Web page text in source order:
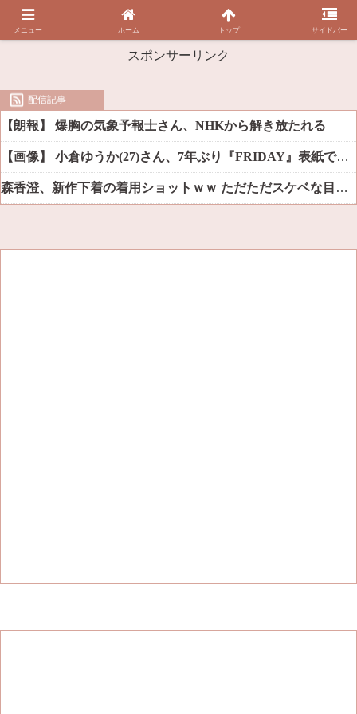
スポンサーリンク
配信記事
【朗報】 爆胸の気象予報士さん、NHKから解き放たれる
【画像】 小倉ゆうか(27)さん、7年ぶり『FRIDAY』表紙で神ボディ大解放
森香澄、新作下着の着用ショットｗｗ ただただスケベな目でしか見れんだろ！！
メニュー ホーム トップ サイドバー